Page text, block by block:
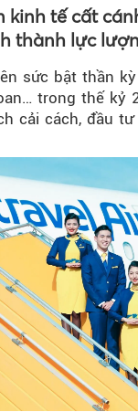
kinh tế cất
thành lực
sức bật thần kỳ
trong thế kỷ
cải cách, đầu